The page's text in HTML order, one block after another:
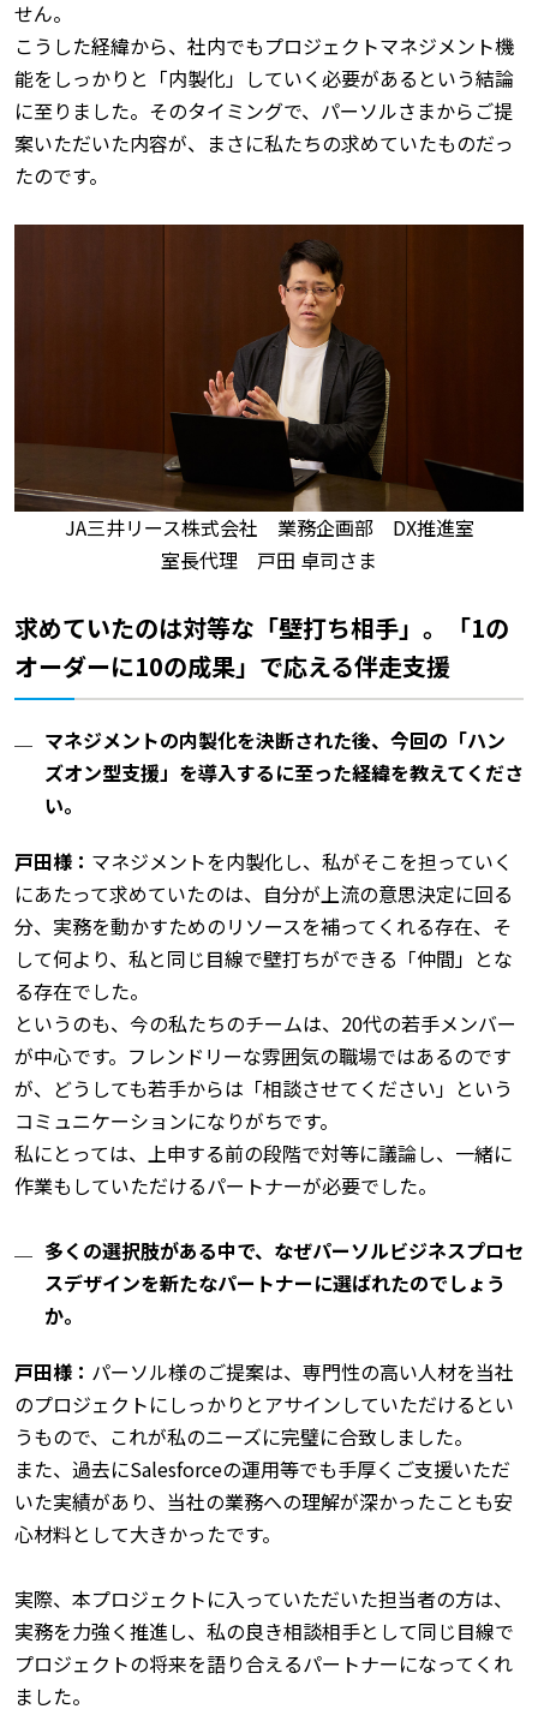
せん。
こうした経緯から、社内でもプロジェクトマネジメント機
能をしっかりと「内製化」していく必要があるという結論
に至りました。そのタイミングで、パーソルさまからご提
案いただいた内容が、まさに私たちの求めていたものだっ
たのです。
JA三井リース株式会社 業務企画部 DX推進室
室長代理 戸田 卓司さま
求めていたのは対等な「壁打ち相手」。「1の
オーダーに10の成果」で応える伴走支援
マネジメントの内製化を決断された後、今回の「ハン
ズオン型支援」を導入するに至った経緯を教えてくださ
い。
戸田様： マネジメントを内製化し、私がそこを担っていく
にあたって求めていたのは、自分が上流の意思決定に回る
分、実務を動かすためのリソースを補ってくれる存在、そ
して何より、私と同じ目線で壁打ちができる「仲間」とな
る存在でした。
というのも、今の私たちのチームは、20代の若手メンバー
が中心です。フレンドリーな雰囲気の職場ではあるのです
が、どうしても若手からは「相談させてください」という
コミュニケーションになりがちです。
私にとっては、上申する前の段階で対等に議論し、一緒に
作業もしていただけるパートナーが必要でした。
多くの選択肢がある中で、なぜパーソルビジネスプロセ
スデザインを新たなパートナーに選ばれたのでしょう
か。
戸田様： パーソル様のご提案は、専門性の高い人材を当社
のプロジェクトにしっかりとアサインしていただけるとい
うもので、これが私のニーズに完璧に合致しました。
また、過去にSalesforceの運用等でも手厚くご支援いただ
いた実績があり、当社の業務への理解が深かったことも安
心材料として大きかったです。
実際、本プロジェクトに入っていただいた担当者の方は、
実務を力強く推進し、私の良き相談相手として同じ目線で
プロジェクトの将来を語り合えるパートナーになってくれ
ました。